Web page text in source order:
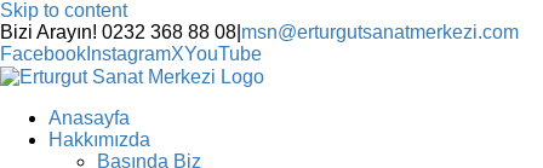
Skip to content
Bizi Arayın! 0232 368 88 08 msn@erturgutsanatmerkezi.com
Facebook InstagramXYouTube
Anasayfa
Hakkımızda
Basında Biz